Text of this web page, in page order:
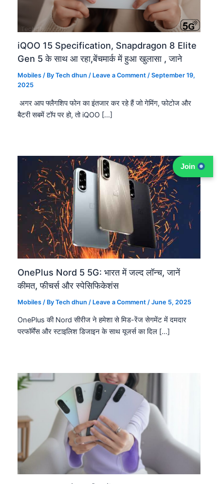
iQOO 15 Specification, Snapdragon 8 Elite
Gen 5 के साथ आ रहा,बेंचमार्क में हुआ खुलासा , जाने
Mobiles / ByTech dhun/ Leave a Comment /September 19,
2025
अगर आप फ्लैगशिप फोन का इंतजार कर रहे हैं जो गेमिंग, फोटोज और
बैटरी सबमें टॉप पर हो, तो iQOO […]
OnePlus Nord 5 5G: भारत में जल्द लॉन्च, जानें
कीमत, फीचर्स और स्पेसिफिकेशंस
Mobiles / ByTech dhun / Leave a Comment /June 5, 2025
OnePlus की Nord सीरीज ने हमेशा से मिड-रेंज सेगमेंट में दमदार
परफॉर्मेंस और स्टाइलिश डिजाइन के साथ यूजर्स का दिल […]
Join